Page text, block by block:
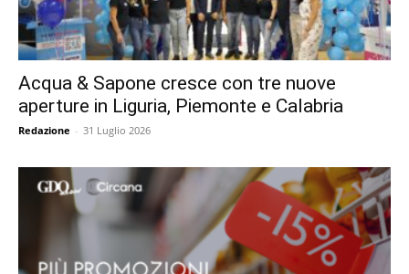
Acqua & Sapone cresce con tre nuove
aperture in Liguria, Piemonte e Calabria
Redazione - 31 Luglio 2026